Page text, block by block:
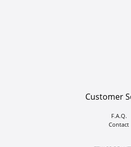
Customer
F.A.Q.
Contact